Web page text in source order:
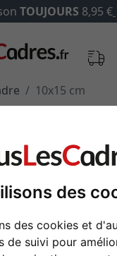
des
des cookies et
de suivi pour
€ savoir plus
10x15 cm